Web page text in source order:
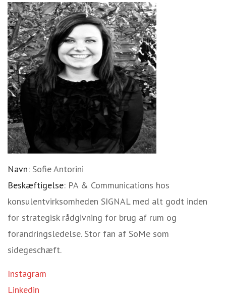
Navn: Sofie Antorini
Beskæftigelse: PA & Communications hos
konsulentvirksomheden SIGNAL med alt godt inden
for strategisk rådgivning for brug af rum og
forandringsledelse. Stor fan af SoMe som
sidegeschæft.
Instagram
Linkedin